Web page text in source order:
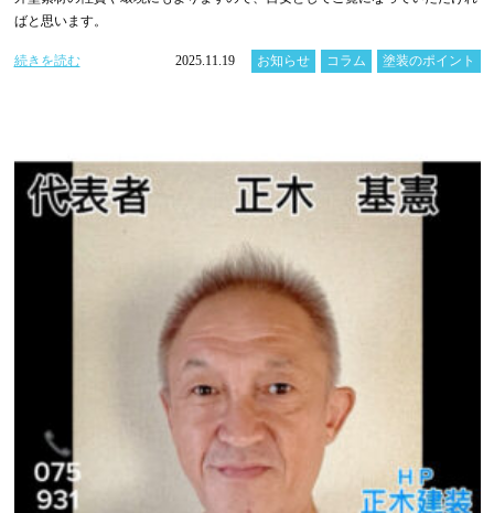
ばと思います。
続きを読む 2025.11.19 お知らせ コラム 塗装のポイント